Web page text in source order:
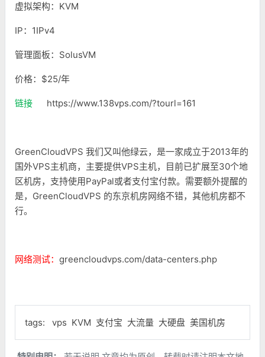
虚拟架构：KVM
IP：1IPv4
管理面板：SolusVM
价格：$25/年
链接 https://www.138vps.com/?tourl=161
GreenCloudVPS 我们又叫他绿云，是一家成立于2013年的
国外VPS主机商，主要提供VPS主机，目前已扩展至30个地
区机房，支持使用PayPal或者支付宝付款。需要额外提醒的
是，GreenCloudVPS 的东京机房网络不错，其他机房都不
行。
网络测试： greencloudvps.com/data-centers.php
tags: vps KVM 支付宝 大流量 大硬盘 美国机房